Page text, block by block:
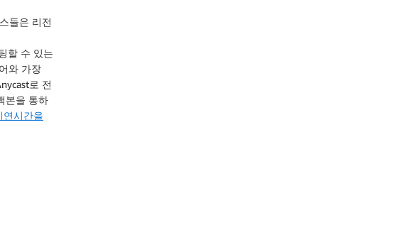
들은 리전
할 수 있는
와 가장
로 전
본을 통하
연시간을